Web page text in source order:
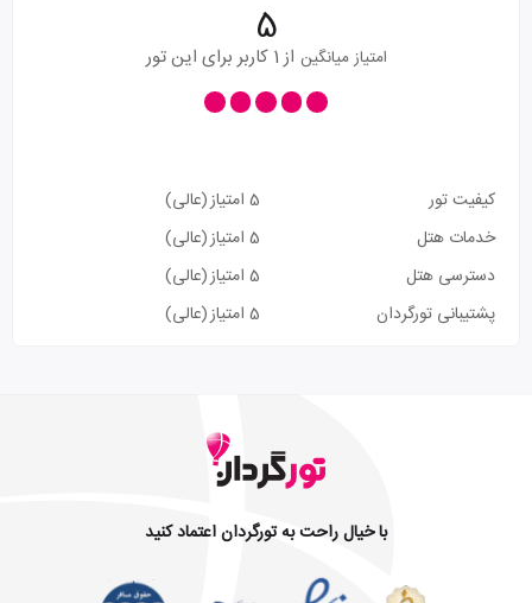
5
امتیاز میانگین از 1 کاربر برای این تور
کیفیت تور 5 امتیاز
(عالی)
خدمات هتل
5 امتیاز
(عالی)
دسترسی هتل
5 امتیاز
(عالی)
پشتیبانی تورگردان
5 امتیاز (عالی)
با خیال راحت به تورگردان اعتماد کنید